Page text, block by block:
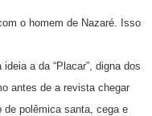
o homem de Nazaré. Isso
a da “Placar”, digna dos
antes de a revista chegar
de polêmica santa, cega e